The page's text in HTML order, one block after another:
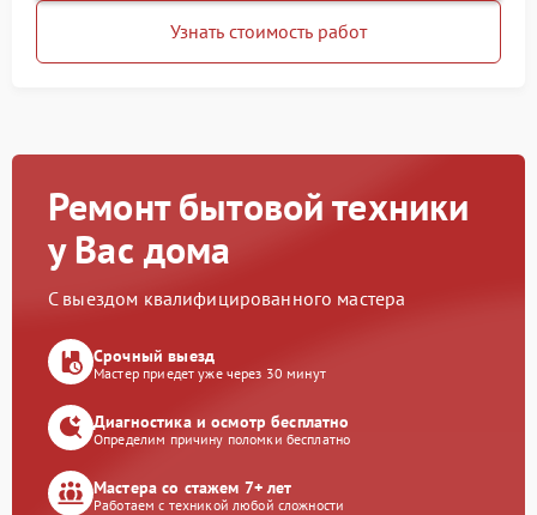
Узнать стоимость работ
Ремонт бытовой техники
у Вас дома
С выездом квалифицированного мастера
Срочный выезд
Мастер приедет уже через 30 минут
Диагностика и осмотр бесплатно
Определим причину поломки бесплатно
Мастера со стажем 7+ лет
Работаем с техникой любой сложности